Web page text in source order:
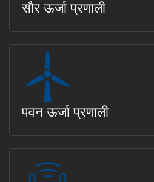
सौर ऊर्जा प्रणाली
पवन ऊर्जा प्रणाली